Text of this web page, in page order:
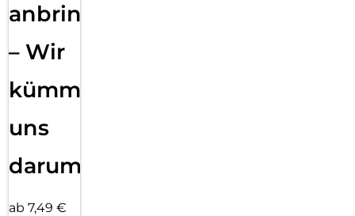
anbringen
– Wir
kümmern
uns
darum!
ab 7,49 €